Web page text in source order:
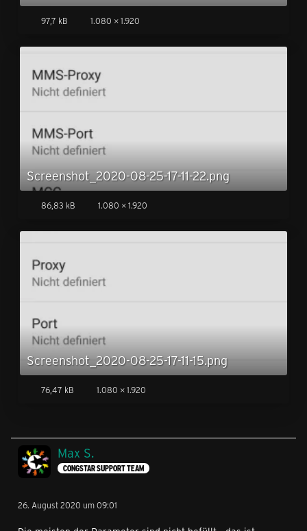
97,7 kB 1.080 × 1.920
Screenshot_2020-08-25-17-11-22.png
86,83 kB 1.080 × 1.920
Screenshot_2020-08-25-17-11-15.png
76,47 kB 1.080 × 1.920
Max S.
CONGSTAR SUPPORT TEAM
26. August 2020 um 09:01